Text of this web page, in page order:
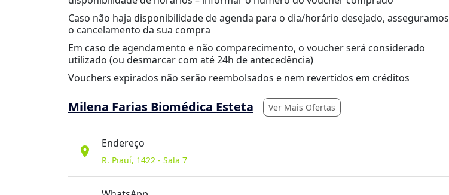
Caso não haja disponibilidade de agenda para o dia/horário desejado, asseguramos
o cancelamento da sua compra
Em caso de agendamento e não comparecimento, o voucher será considerado
utilizado (ou desmarcar com até 24h de antecedência)
Vouchers expirados não serão reembolsados e nem revertidos em créditos
Milena Farias Biomédica Esteta Ver Mais Ofertas
location_on
Endereço
R. Piauí, 1422 - Sala 7